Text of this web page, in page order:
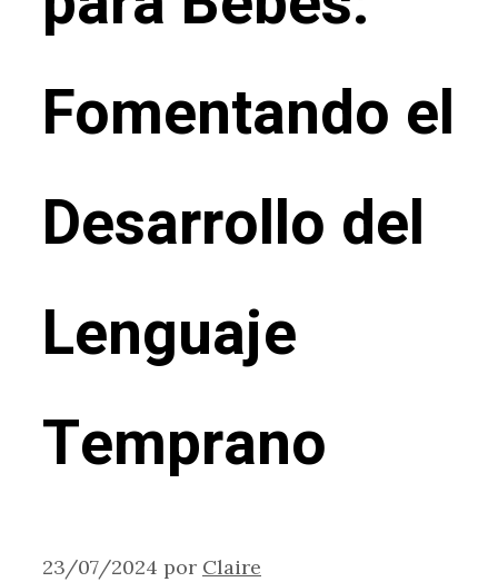
Fomentando el
Desarrollo del
Lenguaje
Temprano
23/07/2024 por Claire